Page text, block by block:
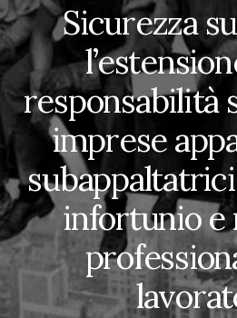
Sicurezza
responsabilità
imprese
infortunio e